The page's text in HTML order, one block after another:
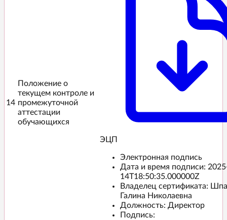
14
Положение о
текущем контроле и
промежуточной
аттестации
обучающихся
ЭЦП️
Электронная подпись
Дата и время подписи:
14T18:50:35.000000Z
Владелец сертификата:
Галина Николаевна
Должность: Директор
Подпись: